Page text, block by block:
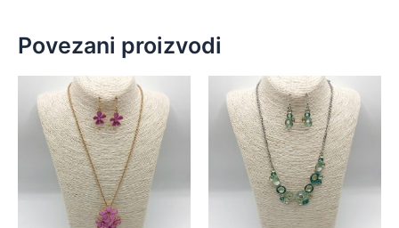
Povezani proizvodi